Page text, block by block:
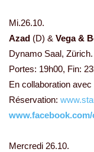
Mi.26.10.
Azad (D) & Vega &
Dynamo Saal, Zürich.
Portes: 19h00, Fin:
En collaboration avec
Réservation:
Mercredi 26.10.